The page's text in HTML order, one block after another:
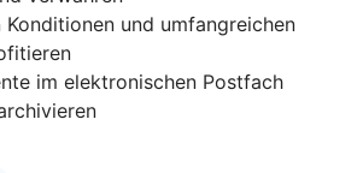
Konditionen und umfangreichen
im elektronischen Postfach